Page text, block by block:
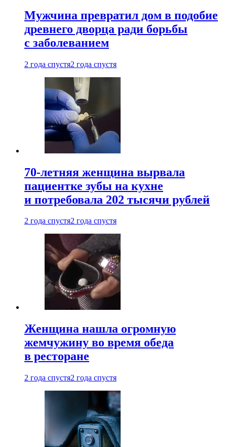
Мужчина превратил дом в подобие
древнего дворца ради борьбы
с заболеванием
2 года спустя2 года спустя
70-летняя женщина вырвала
пациентке зубы на кухне
и потребовала 202 тысячи рублей
2 года спустя2 года спустя
Женщина нашла огромную
жемчужину во время обеда
в ресторане
2 года спустя2 года спустя